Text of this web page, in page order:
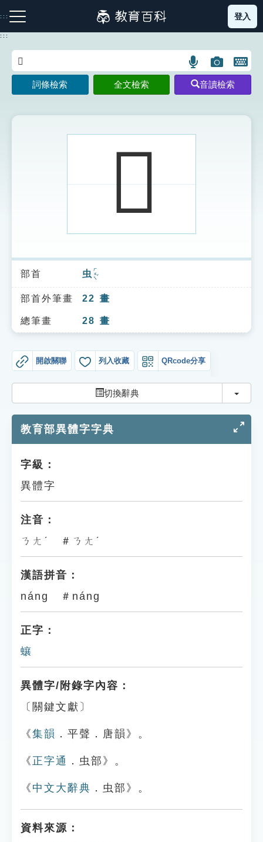
到
主
:::
注音索引圖示 筆畫索引圖示 部首索引表圖示
索引選單
知識索引
單字索引
遊戲專區
教學應用
貓頭鷹博士
登入
:::
語
言
搜
示
圖
片
搜
開
鍵
圖
詞條檢索 全文檢索 音讀檢索
𧖒
部首 虫 ㄏㄨㄟˇ
部首外筆畫 22 畫
總筆畫 28 畫
開啟關聯 列入收藏 QRcode分享
切換辭典 切換
教育部異體字字典
字級：
異體字
注音：
ㄋㄤˊ ＃ㄋㄤˊ
漢語拼音：
náng ＃náng
正字：
蠰
異體字/附錄字內容：
〔關鍵文獻〕
《集韻 ．平聲．唐韻》。
《 正字通 ．虫部》。
《 中文大辭典 ．虫部》。
資料來源：